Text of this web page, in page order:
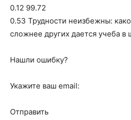
0.12 99.72
0.53 Трудности неизбежны:
сложнее других дается учеба в
Нашли ошибку?
Укажите ваш email:
Отправить